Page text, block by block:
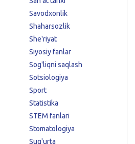
Savodxonlik
Shaharsozlik
She'riyat
Siyosiy fanlar
Sog'liqni saqlash
Sotsiologiya
Sport
Statistika
STEM fanlari
Stomatologiya
Sug'urta